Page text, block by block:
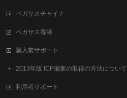
ペガサスチャイナ
ペガサス香港
購入前サポート
2013年版 ICP備案の取得の方法について
利用者サポート